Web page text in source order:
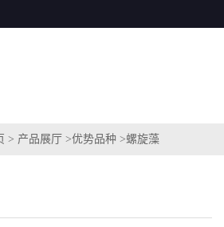
> 产品展厅 >优势品种 >螺旋藻